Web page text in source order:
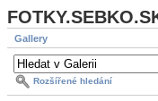
Gallery
Rozšířené hledání